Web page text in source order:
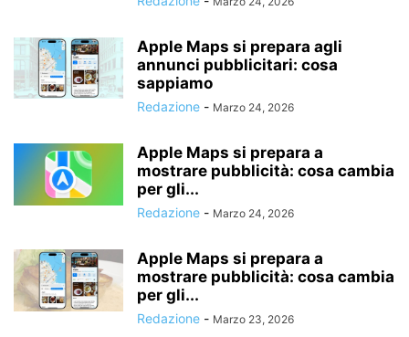
Apple Maps si prepara agli
annunci pubblicitari: cosa
sappiamo
Redazione - Marzo 24, 2026
Apple Maps si prepara a
mostrare pubblicità: cosa cambia
per gli...
Redazione - Marzo 24, 2026
Apple Maps si prepara a
mostrare pubblicità: cosa cambia
per gli...
Redazione - Marzo 23, 2026